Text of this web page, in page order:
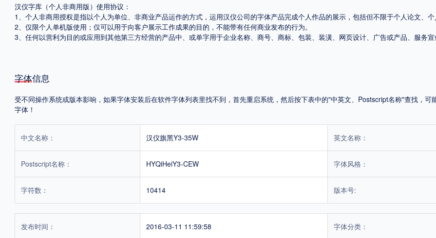
汉仪字库（个人非商用版）使用协议：
1、个人非商用授权是指以个人为单位、非商业产品运作的方式，运用汉仪公司的字体产品完成个人作品的展示，包括但不限于个人论文、个
2、仅限个人单机版使用；仅可以用于向客户展示工作成果的目的，不能带有任何商业发布的行为。
3、任何以营利为目的或应用到其他第三方经营的产品中、或单字用于企业名称、商号、商标、包装、装潢、网页设计、广告或产品、服务
字体信息
受不同操作系统或版本影响，如果字体安装后在软件字体列表里找不到，首先重启系统，然后按下表中的"中英文、Postscript名称"查找，
字体！
中文名称： 汉仪旗黑Y3-35W 英文名称：
Postscript名称： HYQiHeiY3-CEW 字体风格：
字符数： 10414 版本号:
发布时间： 2016-03-11 11:59:58 字体分类：